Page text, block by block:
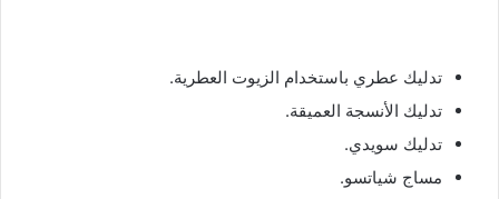
تدليك عطري باستخدام الزيوت العطرية.
تدليك الأنسجة العميقة.
تدليك سويدي.
مساج شياتسو.